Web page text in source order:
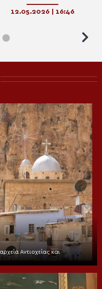
12.05.2026 | 16:46
Αντιοχείας και